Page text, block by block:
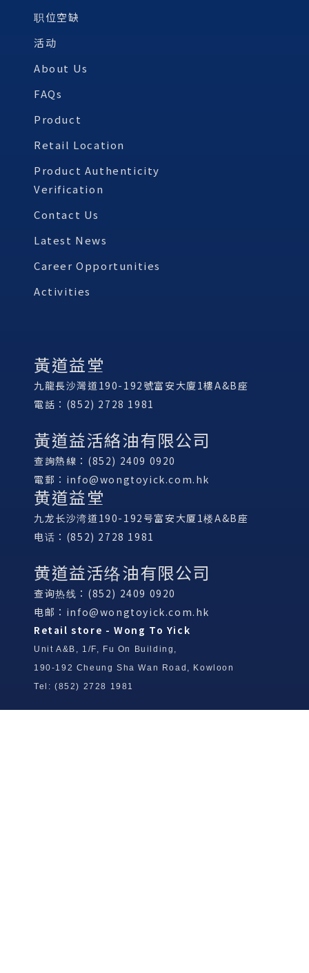
职位空缺
活动
About Us
FAQs
Product
Retail Location
Product Authenticity
Verification
Contact Us
Latest News
Career Opportunities
Activities
黃道益堂
九龍長沙灣道190-192號富安大廈1樓A&B座
電話：(852) 2728 1981
黃道益活絡油有限公司
查詢熱線：(852) 2409 0920
電郵： info@wongtoyick.com.hk
黄道益堂
九龙长沙湾道190-192号富安大厦1楼A&B座
电话：(852) 2728 1981
黄道益活络油有限公司
查询热线：(852) 2409 0920
电邮： info@wongtoyick.com.hk
Retail store - Wong To Yick
Unit A&B, 1/F, Fu On Building,
190-192 Cheung Sha Wan Road, Kowloon
Tel: (852) 2728 1981